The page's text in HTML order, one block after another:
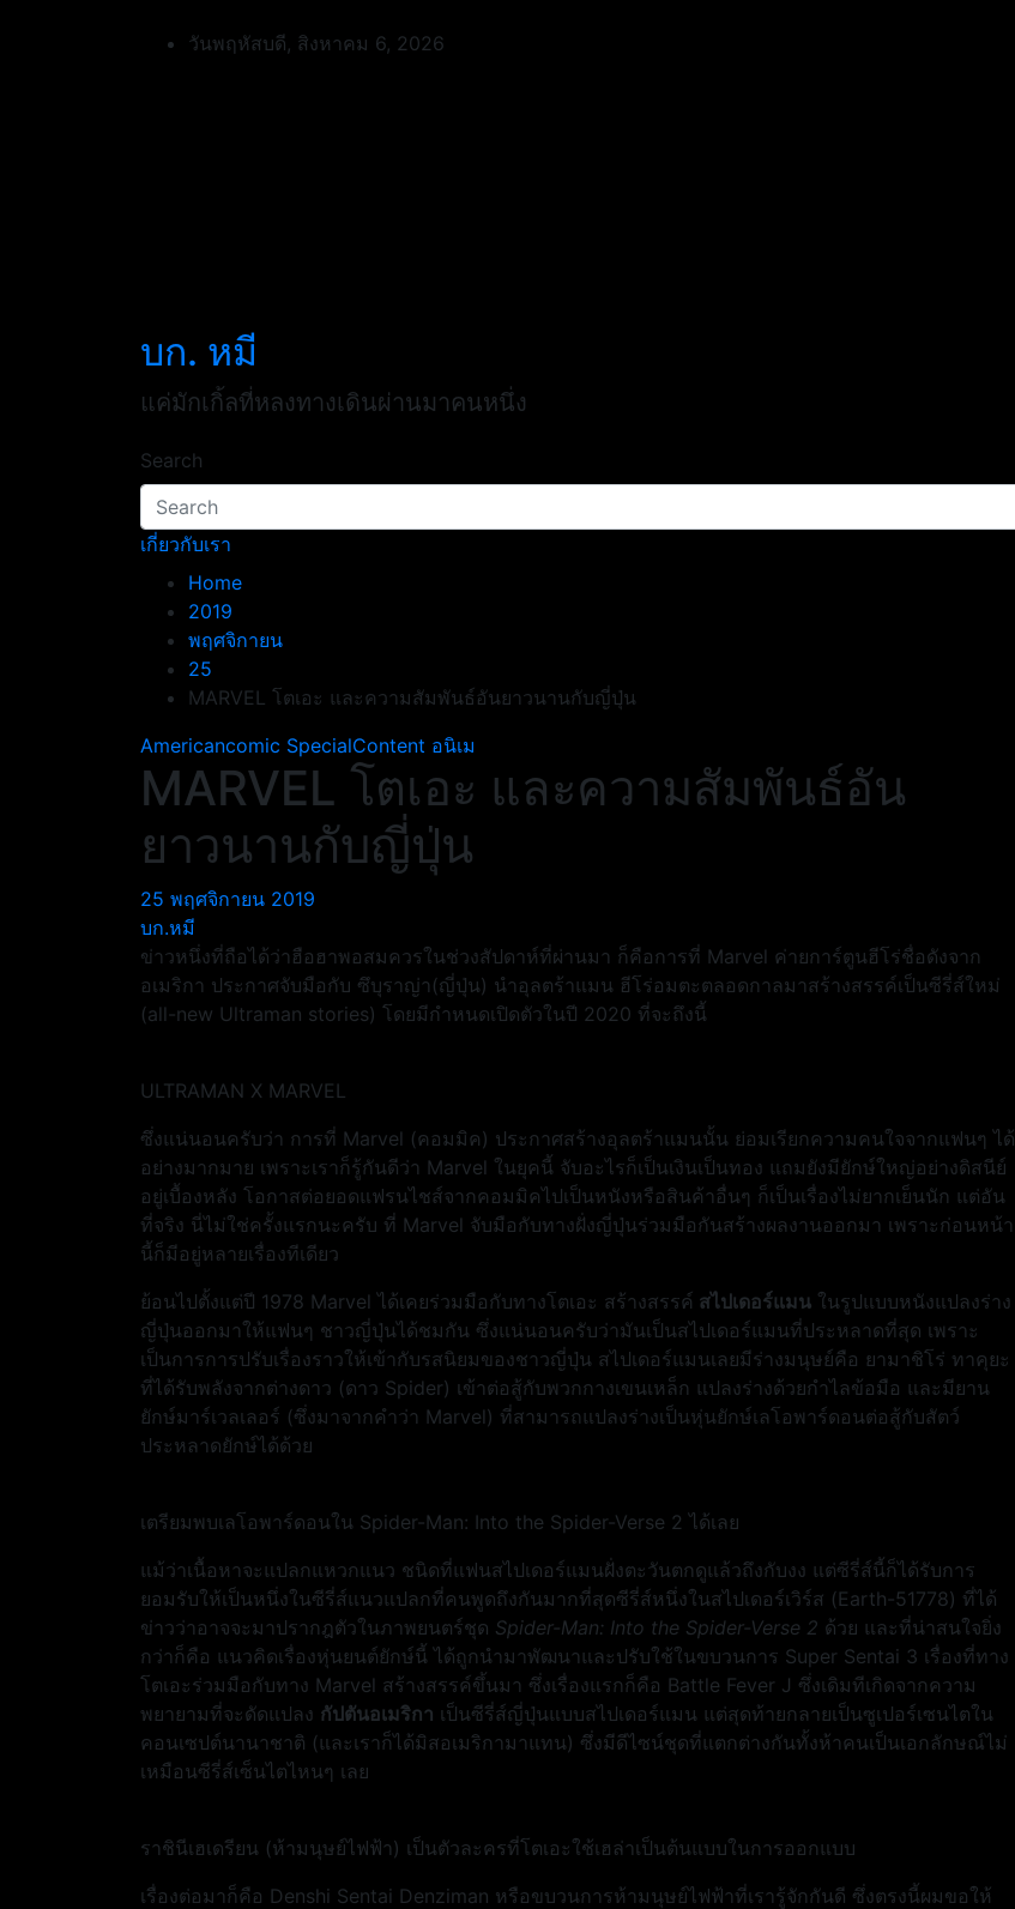
วันพฤหัสบดี, สิงหาคม 6, 2026
บก. หมี
แค่มักเกิ้ลที่หลงทางเดินผ่านมาคนหนึ่ง
Search
เกี่ยวกับเรา
Home
2019
พฤศจิกายน
25
MARVEL โตเอะ และความสัมพันธ์อันยาวนานกับญี่ปุ่น
Americancomic SpecialContent อนิเม
MARVEL โตเอะ และความสัมพันธ์อัน
ยาวนานกับญี่ปุ่น
25 พฤศจิกายน 2019
บก.หมี
ข่าวหนึ่งที่ถือได้ว่าฮือฮาพอสมควรในช่วงสัปดาห์ที่ผ่านมา ก็คือการที่ Marvel ค่ายการ์ตูนฮีโร่ชื่อดังจาก
อเมริกา ประกาศจับมือกับ ซึบุราญ่า(ญี่ปุ่น) นำอุลตร้าแมน ฮีโร่อมตะตลอดกาลมาสร้างสรรค์เป็นซีรี่ส์ใหม่
(all-new Ultraman stories) โดยมีกำหนดเปิดตัวในปี 2020 ที่จะถึงนี้
ULTRAMAN X MARVEL
ซึ่งแน่นอนครับว่า การที่ Marvel (คอมมิค) ประกาศสร้างอุลตร้าแมนนั้น ย่อมเรียกความคนใจจากแฟนๆ ได้
อย่างมากมาย เพราะเราก็รู้กันดีว่า Marvel ในยุคนี้ จับอะไรก็เป็นเงินเป็นทอง แถมยังมียักษ์ใหญ่อย่างดิสนีย์
อยู่เบื้องหลัง โอกาสต่อยอดแฟรนไชส์จากคอมมิคไปเป็นหนังหรือสินค้าอื่นๆ ก็เป็นเรื่องไม่ยากเย็นนัก แต่อัน
ที่จริง นี่ไม่ใช่ครั้งแรกนะครับ ที่ Marvel จับมือกับทางฝั่งญี่ปุ่นร่วมมือกันสร้างผลงานออกมา เพราะก่อนหน้า
นี้ก็มีอยู่หลายเรื่องทีเดียว
ย้อนไปตั้งแต่ปี 1978 Marvel ได้เคยร่วมมือกับทางโตเอะ สร้างสรรค์ สไปเดอร์แมน ในรูปแบบหนังแปลงร่าง
ญี่ปุ่นออกมาให้แฟนๆ ชาวญี่ปุ่นได้ชมกัน ซึ่งแน่นอนครับว่ามันเป็นสไปเดอร์แมนที่ประหลาดที่สุด เพราะ
เป็นการการปรับเรื่องราวให้เข้ากับรสนิยมของชาวญี่ปุ่น สไปเดอร์แมนเลยมีร่างมนุษย์คือ ยามาชิโร่ ทาคุยะ
ที่ได้รับพลังจากต่างดาว (ดาว Spider) เข้าต่อสู้กับพวกกางเขนเหล็ก แปลงร่างด้วยกำไลข้อมือ และมียาน
ยักษ์มาร์เวลเลอร์ (ซึ่งมาจากคำว่า Marvel) ที่สามารถแปลงร่างเป็นหุ่นยักษ์เลโอพาร์ดอนต่อสู้กับสัตว์
ประหลาดยักษ์ได้ด้วย
เตรียมพบเลโอพาร์ดอนใน Spider-Man: Into the Spider-Verse 2 ได้เลย
แม้ว่าเนื้อหาจะแปลกแหวกแนว ชนิดที่แฟนสไปเดอร์แมนฝั่งตะวันตกดูแล้วถึงกับงง แต่ซีรี่ส์นี้ก็ได้รับการ
ยอมรับให้เป็นหนึ่งในซีรี่ส์แนวแปลกที่คนพูดถึงกันมากที่สุดซีรี่ส์หนึ่งในสไปเดอร์เวิร์ส (Earth-51778) ที่ได้
ข่าวว่าอาจจะมาปรากฎตัวในภาพยนตร์ชุด Spider-Man: Into the Spider-Verse 2 ด้วย และที่น่าสนใจยิ่ง
กว่าก็คือ แนวคิดเรื่องหุ่นยนต์ยักษ์นี้ ได้ถูกนำมาพัฒนาและปรับใช้ในขบวนการ Super Sentai 3 เรื่องที่ทาง
โตเอะร่วมมือกับทาง Marvel สร้างสรรค์ขึ้นมา ซึ่งเรื่องแรกก็คือ Battle Fever J ซึ่งเดิมทีเกิดจากความ
พยายามที่จะดัดแปลง กัปตันอเมริกา เป็นซีรี่ส์ญี่ปุ่นแบบสไปเดอร์แมน แต่สุดท้ายกลายเป็นซูเปอร์เซนไตใน
คอนเซปต์นานาชาติ (และเราก็ได้มิสอเมริกามาแทน) ซึ่งมีดีไซน์ชุดที่แตกต่างกันทั้งห้าคนเป็นเอกลักษณ์ไม่
เหมือนซีรี่ส์เซ็นไตไหนๆ เลย
ราชินีเฮเดรียน (ห้ามนุษย์ไฟฟ้า) เป็นตัวละครที่โตเอะใช้เฮล่าเป็นต้นแบบในการออกแบบ
เรื่องต่อมาก็คือ Denshi Sentai Denziman หรือขบวนการห้ามนุษย์ไฟฟ้าที่เรารู้จักกันดี ซึ่งตรงนี้ผมขอให้